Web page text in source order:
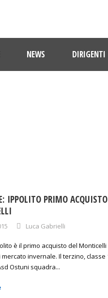
NEWS DIRIGENTI
IPPOLITO PRIMO
Luca Gabrielli
è il primo acquisto del
invernale. Il terzino, classe
Ostuni squadra...